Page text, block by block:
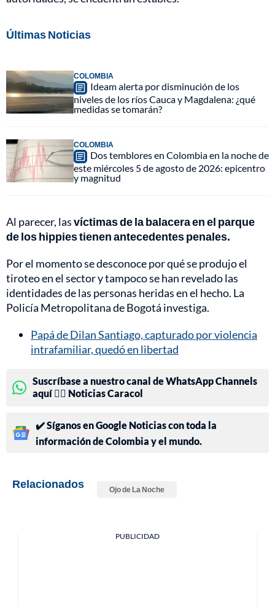
Últimas Noticias
COLOMBIA
Ideam alerta por disminución de los
niveles de los ríos Cauca y Magdalena: ¿qué
medidas se tomarán?
COLOMBIA
Dos temblores en Colombia en la noche de
este miércoles 5 de agosto de 2026: epicentro
y magnitud
Al parecer, lasvíctimas de la balacera en el parque
de los hippies tienen antecedentes penales.
Por el momento se desconoce por qué se produjo el
tiroteo en el sector y tampoco se han revelado las
identidades de las personas heridas en el hecho. La
Policía Metropolitana de Bogotá investiga.
Papá de Dilan Santiago, capturado por violencia
intrafamiliar, quedó en libertad
Suscríbase a nuestro canal de WhatsApp Channels
aquí 👉🏻 Noticias Caracol
✔️ Síganos en Google Noticias con toda la
información de Colombia y el mundo.
Relacionados Ojo de La Noche
PUBLICIDAD